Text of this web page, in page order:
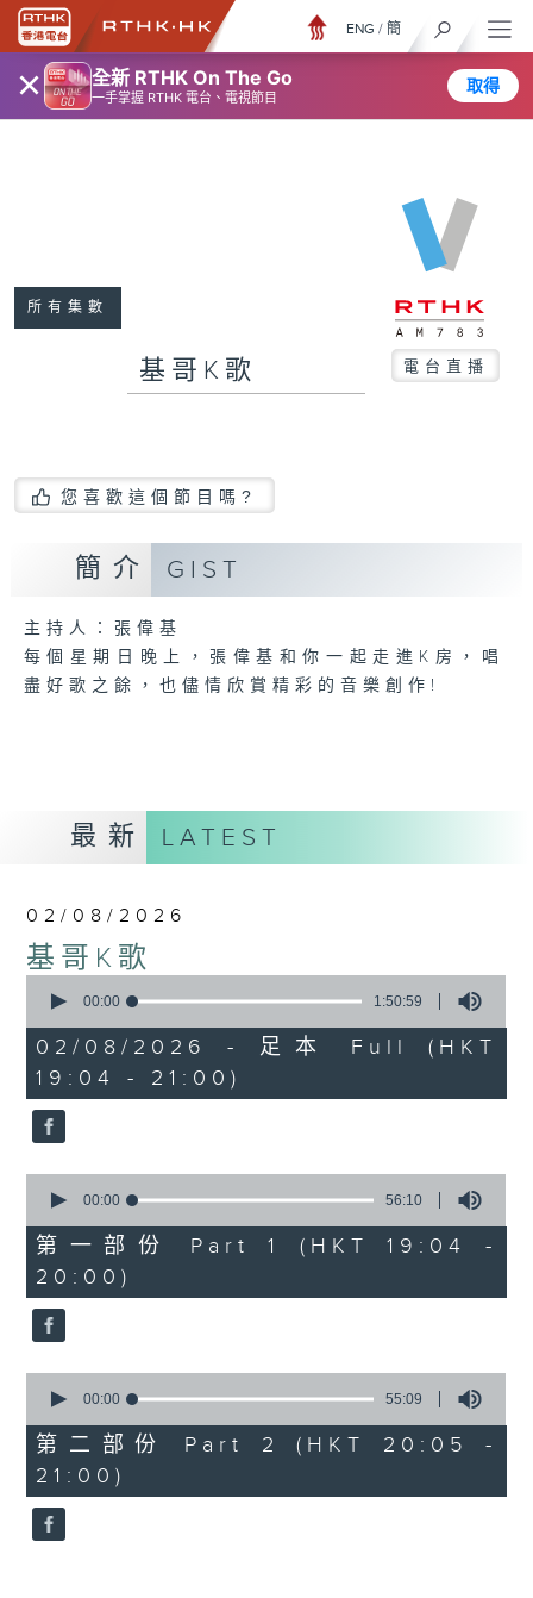
× 全新 RTHK On The Go
一手掌握 RTHK 電台、電視節目
取得
ENG / 簡
所有集數
基哥K歌 電台直播
您喜歡這個節目嗎?
簡介 GIST
主持人：張偉基
每個星期日晚上，張偉基和你一起走進K房，唱
盡好歌之餘，也儘情欣賞精彩的音樂創作!
最新 LATEST
02/08/2026
基哥K歌
seconds
1
hour,
50
minutes,
59
seconds
00:00 1:50:59
02/08/2026 - 足本 Full (HKT
19:04 - 21:00)
seconds
56
minutes,
10
seconds
00:00 56:10
第一部份 Part 1 (HKT 19:04 -
20:00)
seconds
55
minutes,
9
seconds
00:00 55:09
第二部份 Part 2 (HKT 20:05 -
21:00)